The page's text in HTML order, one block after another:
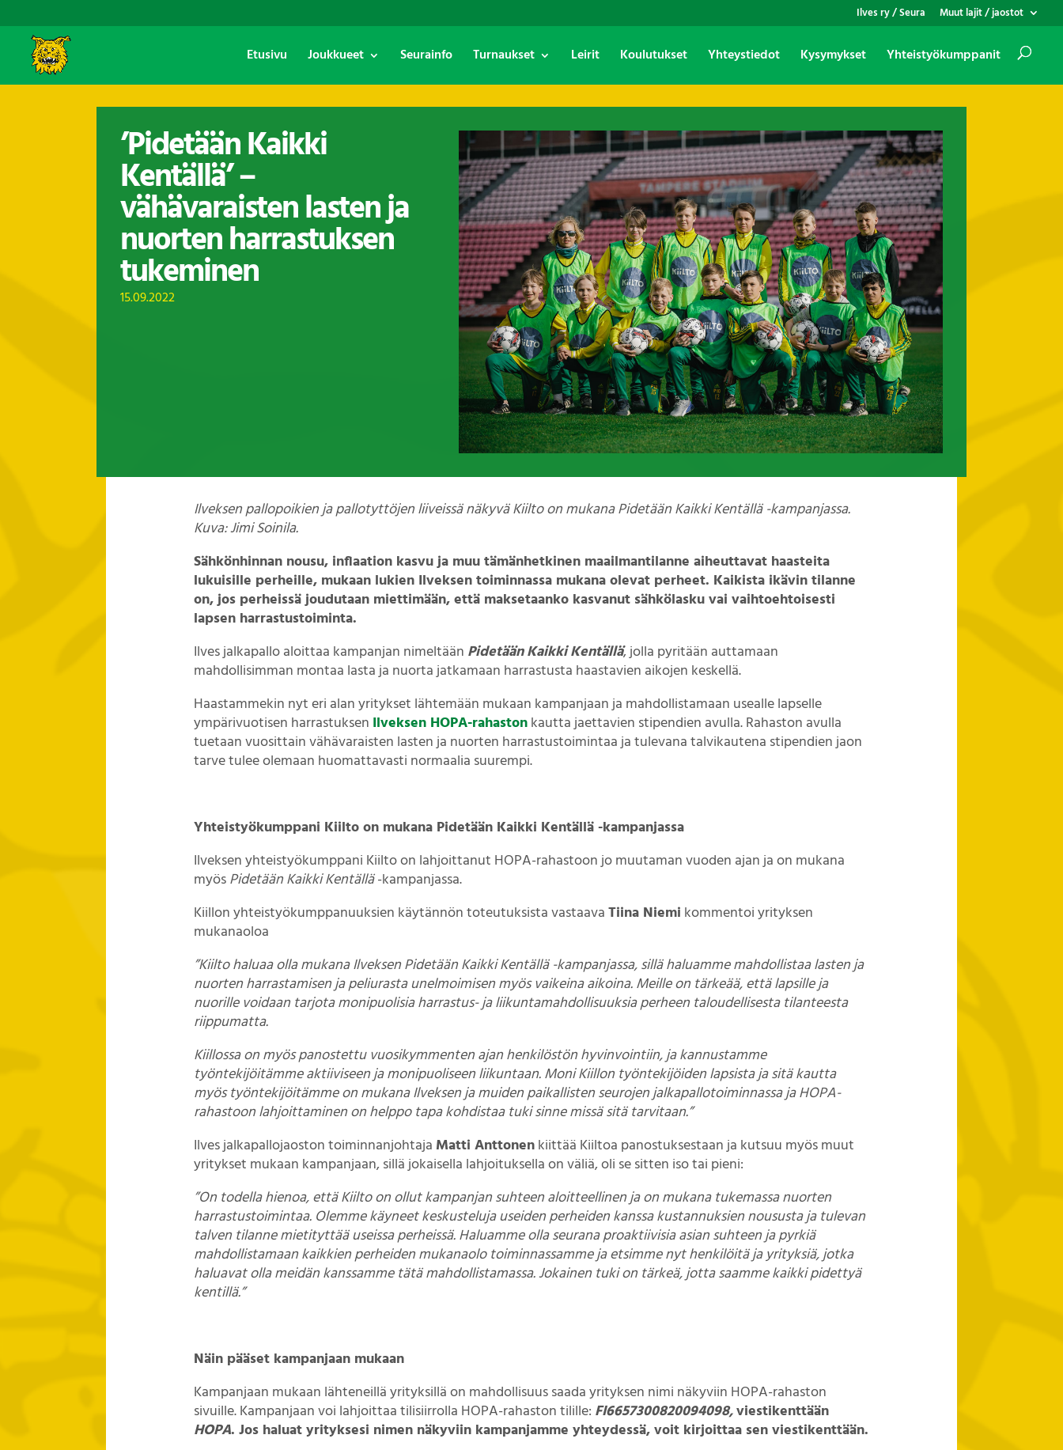
Ilves ry / Seura Muut lajit / jaostot
Etusivu Joukkueet Seurainfo Turnaukset Leirit Koulutukset Yhteystiedot Kysymykset Yhteistyökumppanit
’Pidetään Kaikki
Kentällä’ –
vähävaraisten lasten ja
nuorten harrastuksen
tukeminen
15.09.2022
Ilveksen pallopoikien ja pallotyttöjen liiveissä näkyvä Kiilto on mukana Pidetään Kaikki Kentällä -kampanjassa.
Kuva: Jimi Soinila.
Sähkönhinnan nousu, inflaation kasvu ja muu tämänhetkinen maailmantilanne aiheuttavat haasteita
lukuisille perheille, mukaan lukien Ilveksen toiminnassa mukana olevat perheet. Kaikista ikävin tilanne
on, jos perheissä joudutaan miettimään, että maksetaanko kasvanut sähkölasku vai vaihtoehtoisesti
lapsen harrastustoiminta.
Ilves jalkapallo aloittaa kampanjan nimeltään Pidetään Kaikki Kentällä, jolla pyritään auttamaan
mahdollisimman montaa lasta ja nuorta jatkamaan harrastusta haastavien aikojen keskellä.
Haastammekin nyt eri alan yritykset lähtemään mukaan kampanjaan ja mahdollistamaan usealle lapselle
ympärivuotisen harrastuksen Ilveksen HOPA-rahastonkautta jaettavien stipendien avulla. Rahaston avulla
tuetaan vuosittain vähävaraisten lasten ja nuorten harrastustoimintaa ja tulevana talvikautena stipendien jaon
tarve tulee olemaan huomattavasti normaalia suurempi.
Yhteistyökumppani Kiilto on mukana Pidetään Kaikki Kentällä -kampanjassa
Ilveksen yhteistyökumppani Kiilto on lahjoittanut HOPA-rahastoon jo muutaman vuoden ajan ja on mukana
myösPidetään Kaikki Kentällä-kampanjassa.
Kiillon yhteistyökumppanuuksien käytännön toteutuksista vastaavaTiina Niemi kommentoi yrityksen
mukanaoloa
”Kiilto haluaa olla mukana Ilveksen Pidetään Kaikki Kentällä -kampanjassa, sillä haluamme mahdollistaa lasten ja
nuorten harrastamisen ja peliurasta unelmoimisen myös vaikeina aikoina. Meille on tärkeää, että lapsille ja
nuorille voidaan tarjota monipuolisia harrastus- ja liikuntamahdollisuuksia perheen taloudellisesta tilanteesta
riippumatta.
Kiillossa on myös panostettu vuosikymmenten ajan henkilöstön hyvinvointiin, ja kannustamme
työntekijöitämme aktiiviseen ja monipuoliseen liikuntaan. Moni Kiillon työntekijöiden lapsista ja sitä kautta
myös työntekijöitämme on mukana Ilveksen ja muiden paikallisten seurojen jalkapallotoiminnassa ja HOPA-
rahastoon lahjoittaminen on helppo tapa kohdistaa tuki sinne missä sitä tarvitaan.”
Ilves jalkapallojaoston toiminnanjohtaja Matti Anttonenkiittää Kiiltoa panostuksestaan ja kutsuu myös muut
yritykset mukaan kampanjaan, sillä jokaisella lahjoituksella on väliä, oli se sitten iso tai pieni:
”On todella hienoa, että Kiilto on ollut kampanjan suhteen aloitteellinen ja on mukana tukemassa nuorten
harrastustoimintaa. Olemme käyneet keskusteluja useiden perheiden kanssa kustannuksien noususta ja tulevan
talven tilanne mietityttää useissa perheissä. Haluamme olla seurana proaktiivisia asian suhteen ja pyrkiä
mahdollistamaan kaikkien perheiden mukanaolo toiminnassamme ja etsimme nyt henkilöitä ja yrityksiä, jotka
haluavat olla meidän kanssamme tätä mahdollistamassa. Jokainen tuki on tärkeä, jotta saamme kaikki pidettyä
kentillä.”
Näin pääset kampanjaan mukaan
Kampanjaan mukaan lähteneillä yrityksillä on mahdollisuus saada yrityksen nimi näkyviin HOPA-rahaston
sivuille. Kampanjaan voi lahjoittaa tilisiirrolla HOPA-rahaston tilille: FI6657300820094098,viestikenttään
HOPA. Jos haluat yrityksesi nimen näkyviin kampanjamme yhteydessä, voit kirjoittaa sen viestikenttään.